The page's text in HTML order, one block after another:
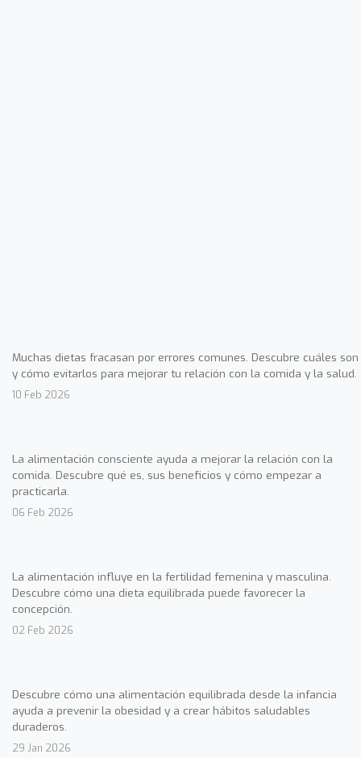
Muchas dietas fracasan por errores comunes. Descubre cuáles son
y cómo evitarlos para mejorar tu relación con la comida y la salud.
10 Feb 2026
La alimentación consciente ayuda a mejorar la relación con la
comida. Descubre qué es, sus beneficios y cómo empezar a
practicarla.
06 Feb 2026
La alimentación influye en la fertilidad femenina y masculina.
Descubre cómo una dieta equilibrada puede favorecer la
concepción.
02 Feb 2026
Descubre cómo una alimentación equilibrada desde la infancia
ayuda a prevenir la obesidad y a crear hábitos saludables
duraderos.
29 Jan 2026